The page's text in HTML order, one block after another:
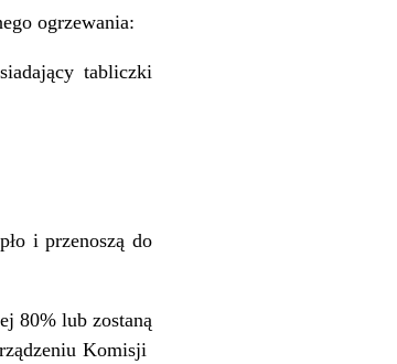
ogrzewania:
tabliczki
i przenoszą do
80% lub zostaną
Komisji